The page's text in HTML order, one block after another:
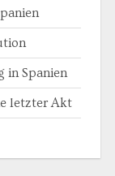
in Spanien
letzter Akt